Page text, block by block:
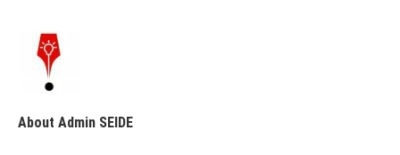
About Admin SEIDE